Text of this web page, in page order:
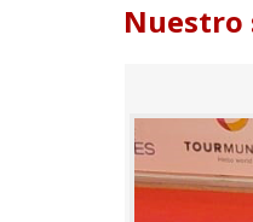
Nuestro